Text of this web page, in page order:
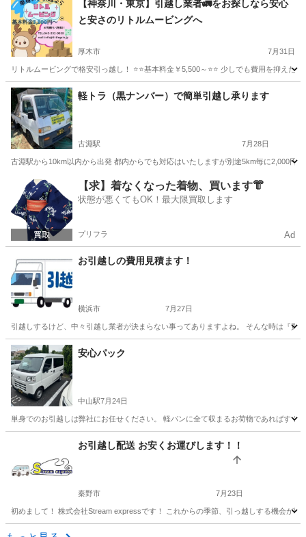
【神奈川・東京】引越し業者🚛をお探しなら安心
と安さのリトルムービングへ
厚木市 7月31日
リトルムービングで格安引っ越し！ ⭐️⭐️基本料金￥5,500～⭐️⭐️ 少しでも費用を抑え
神奈川 厚木市 引っ越し 無料
軽トラ（黒ナンバー）で簡単引越し承ります
古淵駅 7月28日
古淵駅から10km以内から出発 都内からでも対応はいたしますが別途5km毎に2,000
神奈川 相模原市 古淵駅 引っ越し 軽トラ
【求】着なくなった着物、買います👘
状態が悪くてもOK！最大限買取します
プリフラ Ad
お引越しの費用見積ます！
横浜市 7月27日
引越しするけど、中々引越し業者が決まらない事ってありますよね。 そんな時は『
神奈川 横浜市 引っ越し
安心パック
中山駅7月24日
単身でのお引越しは弊社にお任せください。 軽バンに全て収まるお荷物であればす
中山駅 引っ越し 無料
お引越し配送 お安くお運びします！！
秦野市 7月23日
初めまして！ 株式会社Stream expressです！ これからの季節、引っ越しする機会が
神奈川 秦野市